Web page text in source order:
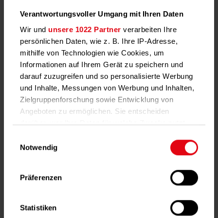
Verantwortungsvoller Umgang mit Ihren Daten
Wir und unsere 1022 Partner verarbeiten Ihre
persönlichen Daten, wie z. B. Ihre IP-Adresse,
mithilfe von Technologien wie Cookies, um
Informationen auf Ihrem Gerät zu speichern und
darauf zuzugreifen und so personalisierte Werbung
und Inhalte, Messungen von Werbung und Inhalten,
Zielgruppenforschung sowie Entwicklung von
Angeboten zu ermöglichen. Sie entscheiden
darüber, wer Ihre Daten für welche Zwecke nutzt.
Cookie-Erklärung oder durch Klicken auf das
Privacy Trigger Symbol ändern oder widerrufen
Wenn Sie es erlauben, würden wir auch gerne:
erfassen, welche bis auf einige Meter genau
Notwendig
Präferenzen
Statistiken
Alle Pressemitteilungen
Presse & Medien
Pressemitteilungen
News & Download-